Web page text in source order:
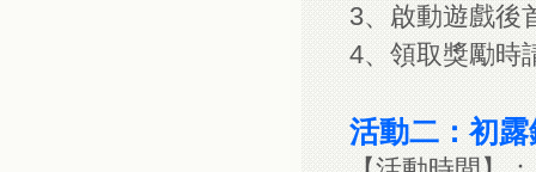
3、啟動遊戲後
4、領取獎勵時
活動二：初